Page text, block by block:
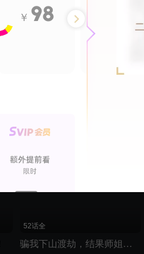
52话全
骗我下山渡劫，结果师姐都大佬？
￥ 98